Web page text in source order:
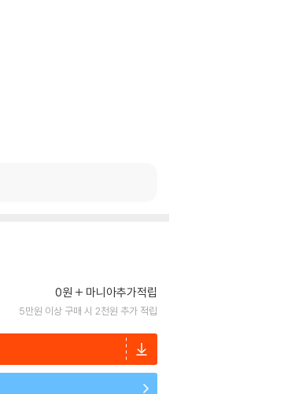
0원 마니아추가적립
5만원 이상 구매 시 2천원 추가 적립